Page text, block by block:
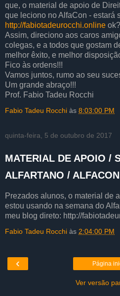
que, o material de apoio de
que leciono no AlfaCon - estará
http://fabiotadeurocchi.online ok?
Assim, direciono aos caros
colegas, e a todos que gostam
melhor êxito, e melhor
Fico às ordens!!!
Vamos juntos, rumo ao seu
Um grande abraço!!!
Prof. Fabio Tadeu Rocchi
Fabio Tadeu Rocchi às 8:03:00 PM
quinta-feira, 5 de outubro de 2017
MATERIAL DE APOIO /
ALFARTANO /
Prezados alunos, o material de
estou usando na semana do
meu blog direto: http://
Fabio Tadeu Rocchi às 2:04:00 PM
‹ Página
Ver versão